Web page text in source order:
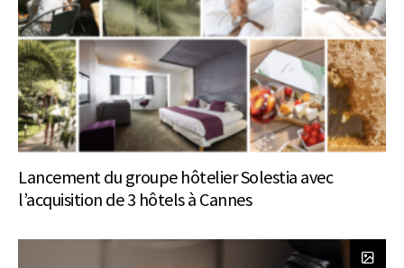
Lancement du groupe hôtelier Solestia avec
l’acquisition de 3 hôtels à Cannes